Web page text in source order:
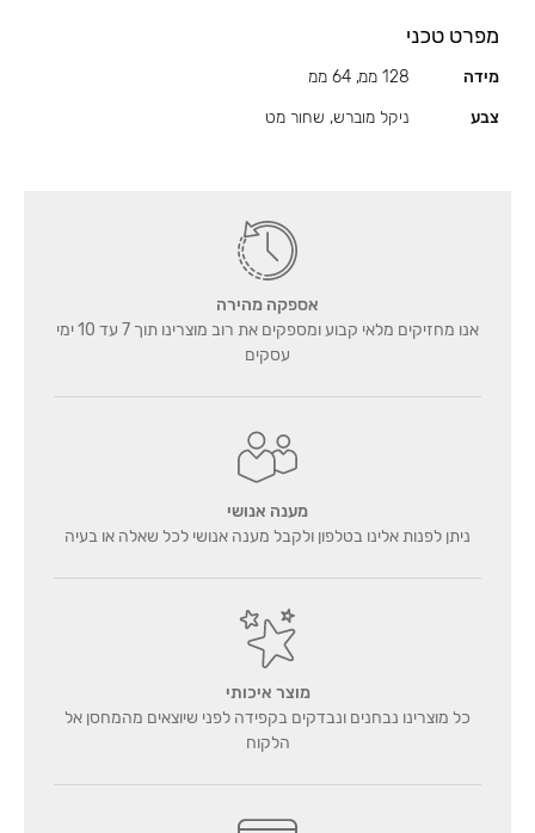
מפרט טכני
מידה
128 ממ, 64 ממ
צבע
ניקל מוברש, שחור מט
אספקה מהירה
אנו מחזיקים מלאי קבוע ומספקים את רוב מוצרינו תוך 7 עד 10 ימי
עסקים
מענה אנושי
ניתן לפנות אלינו בטלפון ולקבל מענה אנושי לכל שאלה או בעיה
מוצר איכותי
כל מוצרינו נבחנים ונבדקים בקפידה לפני שיוצאים מהמחסן אל
הלקוח